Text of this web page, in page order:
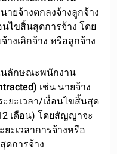
ายจ้างตกลงจ้างลูกจ้าง
ไขสิ้นสุดการจ้าง โดย
งเลิกจ้าง หรือลูกจ้าง
นลักษณะพนักงาน
เช่น นายจ้าง
ยะเวลา/เงื่อนไขสิ้นสุด
เดือน) โดยสัญญาจะ
ะเวลาการจ้างหรือ
ดการจ้าง